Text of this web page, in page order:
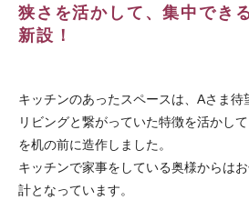
狭さを活かして、集中でき
新設！
キッチンのあったスペースは、Aさま待
リビングと繋がっていた特徴を活かし
を机の前に造作しました。
キッチンで家事をしている奥様からは
計となっています。